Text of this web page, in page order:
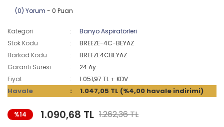
(0) Yorum - 0 Puan
Kategori
Banyo Aspiratörleri
Stok Kodu
BREEZE-4C-BEYAZ
Barkod Kodu
BREEZE4CBEYAZ
Garanti Süresi
24 Ay
Fiyat
1.051,97 TL + KDV
Havale 1.047,05 TL (%4,00 havale indirimi)
%14 1.090,68 TL 1.262,36 TL